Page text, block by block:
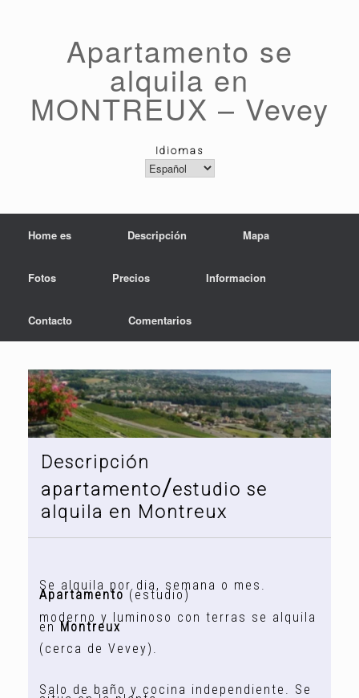
Apartamento se
alquila en
MONTREUX – Vevey
Idiomas
Idiomas
Home es Descripción Mapa
Fotos Precios Informacion
Contacto Comentarios
Descripción
apartamento/estudio se
alquila en Montreux
Se alquila por dia, semana o mes.
Apartamento (estudio)
moderno y luminoso con terras se alquila
en Montreux
(cerca de Vevey).
Salo de baño y cocina independiente. Se